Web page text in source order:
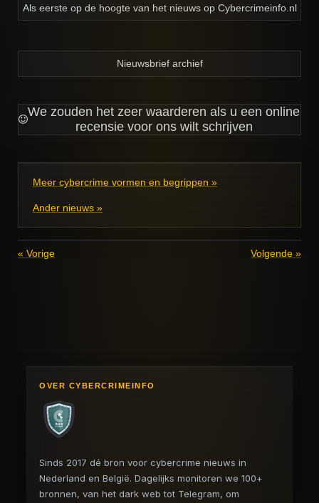
Als eerste op de hoogte van het nieuws op Cybercrimeinfo.nl
Nieuwsbrief archief
We zouden het zeer waarderen als u een online
recensie voor ons wilt schrijven
Meer cybercrime vormen en begrippen »
Ander nieuws »
« Vorige Volgende »
OVER CYBERCRIMEINFO
Sinds 2017 dé bron voor cybercrime nieuws in
Nederland en België. Dagelijks monitoren we 100+
bronnen, van het dark web tot Telegram, om